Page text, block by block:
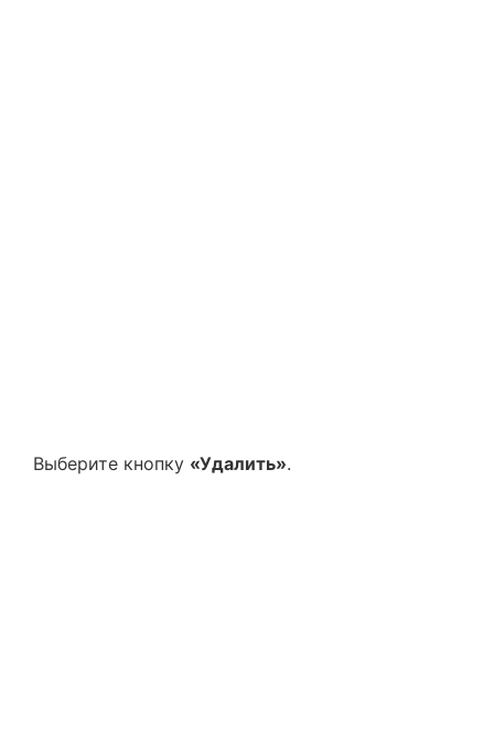
Выберите кнопку «Удалить».